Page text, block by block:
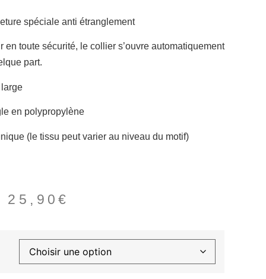
spéciale anti étranglement
en toute sécurité, le collier s’ouvre automatiquement
part.
en polypropylène
(le tissu peut varier au niveau du motif)
25,90€